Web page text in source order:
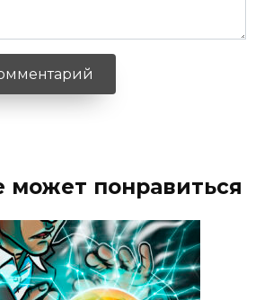
может понравиться